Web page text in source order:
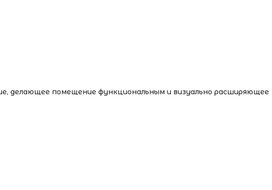
делающее помещение функциональным и визуально расширяющее